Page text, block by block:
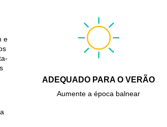
e
ADEQUADO PARA O VERÃO
Aumente a época balnear